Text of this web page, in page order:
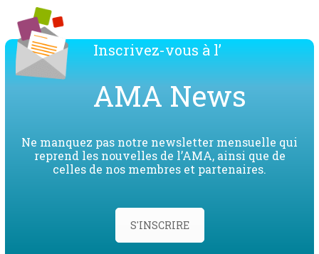
Inscrivez-vous à l’
AMA News
Ne manquez pas notre newsletter mensuelle qui
reprend les nouvelles de l’AMA, ainsi que de
celles de nos membres et partenaires.
S'INSCRIRE